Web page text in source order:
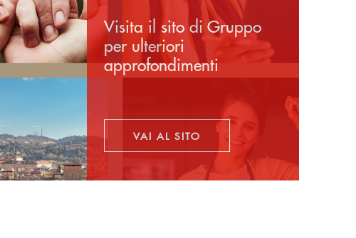
Visita il sito di Gruppo
per ulteriori
approfondimenti
VAI AL SITOAPRE UNA NUOVA FINESTRA